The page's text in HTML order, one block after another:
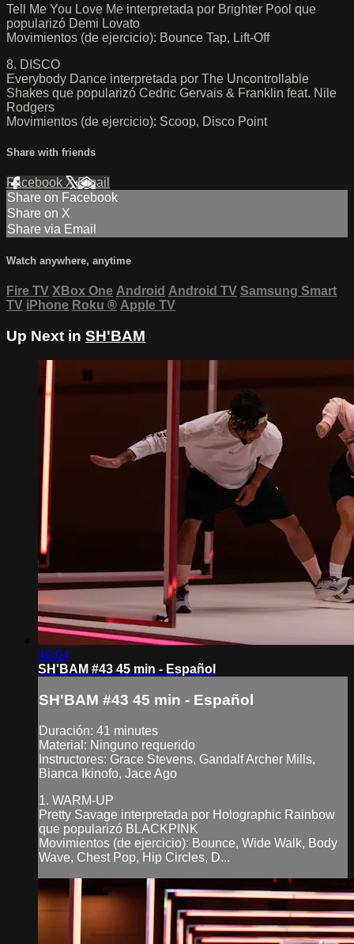
Tell Me You Love Me interpretada por Brighter Pool que
popularizó Demi Lovato
Movimientos (de ejercicio): Bounce Tap, Lift-Off
8. DISCO
Everybody Dance interpretada por The Uncontrollable
Shakes que popularizó Cedric Gervais & Franklin feat. Nile
Rodgers
Movimientos (de ejercicio): Scoop, Disco Point
Share with friends
Facebook XEmail
Share on Facebook
Share on X
Share via Email
Watch anywhere, anytime
Fire TV XBox One Android Android TV Samsung Smart
TV iPhone Roku ® Apple TV
Up Next in SH'BAM
40:04
SH'BAM #43 45 min - Español
SH'BAM #43 45 min - Español
Duración: 41 minutes
Material: Ninguno requerido
Instructores: Grace Stevens, Gandalf Archer Mills,
Bianca Ikinofo, Jace Ago
1. WARM-UP
Pretty Savage interpretada por Holographic Rainbow
que popularizó BLACKPINK
Movimientos (de ejercicio): Bounce, Wide Walk, Body
Wave, Chest Pop, Hip Circles, D...